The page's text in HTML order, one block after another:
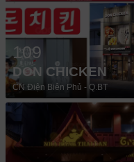
109
DON CHICKEN
CN Điện Biên Phủ - Q.BT